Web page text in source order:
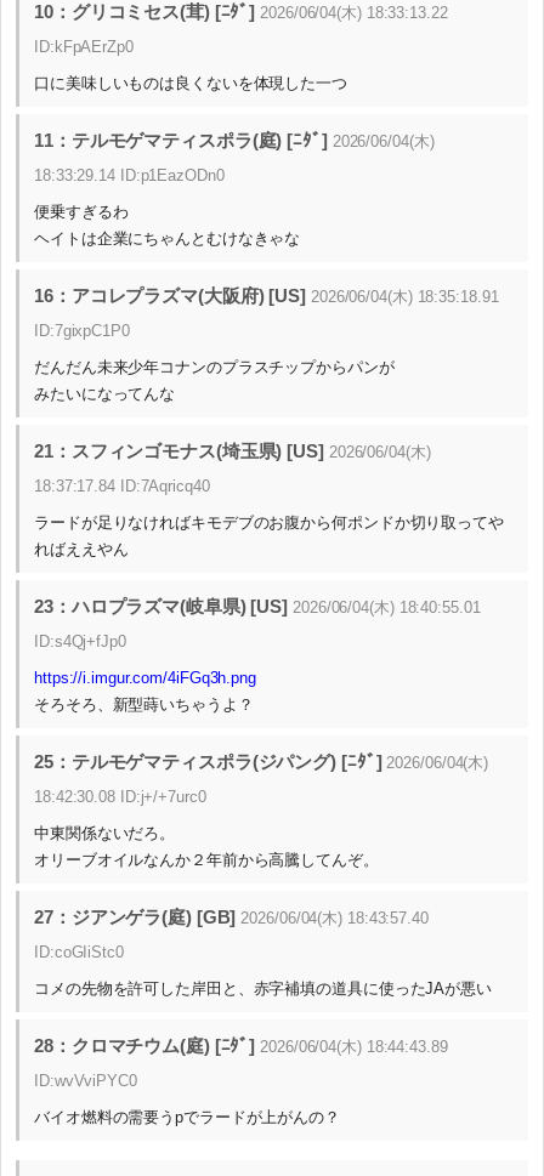
10：グリコミセス(茸) [ﾆﾀﾞ] 2026/06/04(木) 18:33:13.22
ID:kFpAErZp0
口に美味しいものは良くないを体現した一つ
11：テルモゲマティスポラ(庭) [ﾆﾀﾞ] 2026/06/04(木)
18:33:29.14 ID:p1EazODn0
便乗すぎるわ
ヘイトは企業にちゃんとむけなきゃな
16：アコレプラズマ(大阪府) [US] 2026/06/04(木) 18:35:18.91
ID:7gixpC1P0
だんだん未来少年コナンのプラスチップからパンが
みたいになってんな
21：スフィンゴモナス(埼玉県) [US] 2026/06/04(木)
18:37:17.84 ID:7Aqricq40
ラードが足りなければキモデブのお腹から何ポンドか切り取ってや
ればええやん
23：ハロプラズマ(岐阜県) [US] 2026/06/04(木) 18:40:55.01
ID:s4Qj+fJp0
https://i.imgur.com/4iFGq3h.png
そろそろ、新型蒔いちゃうよ？
25：テルモゲマティスポラ(ジパング) [ﾆﾀﾞ] 2026/06/04(木)
18:42:30.08 ID:j+/+7urc0
中東関係ないだろ。
オリーブオイルなんか２年前から高騰してんぞ。
27：ジアンゲラ(庭) [GB] 2026/06/04(木) 18:43:57.40
ID:coGIiStc0
コメの先物を許可した岸田と、赤字補填の道具に使ったJAが悪い
28：クロマチウム(庭) [ﾆﾀﾞ] 2026/06/04(木) 18:44:43.89
ID:wvVviPYC0
バイオ燃料の需要うpでラードが上がんの？